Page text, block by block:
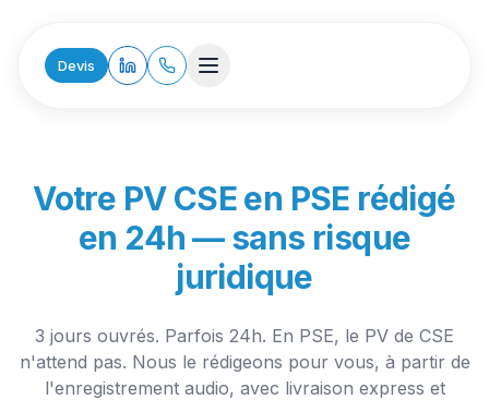
Devis
Votre PV CSE en PSE rédigé
en 24h — sans risque
juridique
3 jours ouvrés. Parfois 24h. En PSE, le PV de CSE
n'attend pas. Nous le rédigeons pour vous, à partir de
l'enregistrement audio, avec livraison express et